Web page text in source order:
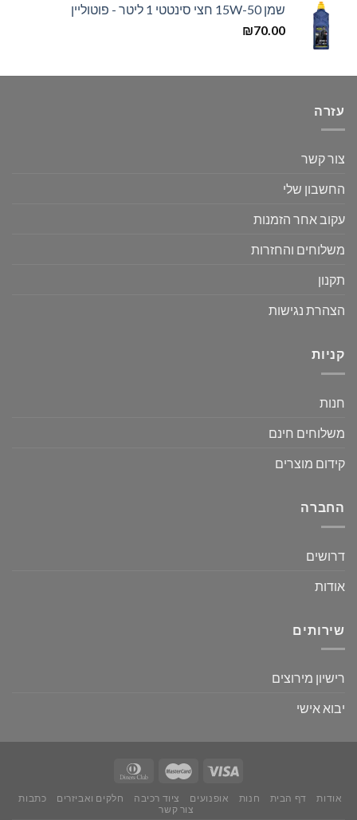
שמן 15W-50 חצי סינטטי 1 ליטר - פוטוליין
₪70.00
עזרה
צור קשר
החשבון שלי
עקוב אחר הזמנות
משלוחים והחזרות
תקנון
הצהרת נגישות
קניות
חנות
משלוחים חינם
קידום מוצרים
החברה
דרושים
אודות
שירותים
רישיון מירוצים
יבוא אישי
אודות דף הבית חנות אופנועים ציוד רכיבה חלקים ואביזרים
כתבות
צור קשר